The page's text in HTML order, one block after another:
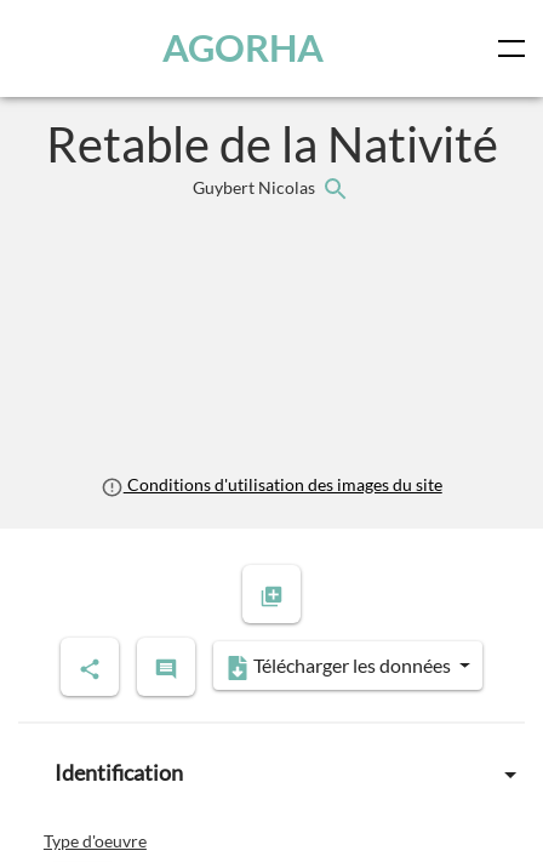
AGORHA
Retable de la Nativité
Guybert Nicolas
Conditions d'utilisation des images du site
Télécharger les données
Identification
Type d'oeuvre